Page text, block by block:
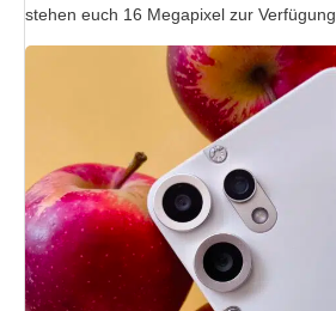
stehen euch 16 Megapixel zur Verfügung.